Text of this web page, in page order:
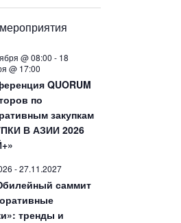
@ 08:00 - 18
@ 17:00
QUORUM
по
закупкам
В АЗИИ 2026
-27.11.2027
саммит
тренды и